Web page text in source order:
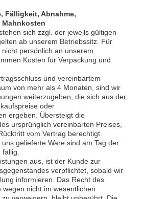
Fälligkeit, Abnahme,
sich zzgl. der jeweils gültigen
ab unserem Betriebssitz. Für
persönlich an unserem
Kosten für Verpackung und
und vereinbartem
von mehr als 4 Monaten, sind wir
weiterzugeben, die sich aus der
oder
ergeben. Übersteigt die
ursprünglich vereinbarten Preises,
vom Vertrag berechtigt.
gelieferte Ware sind am Tag der
aus, ist der Kunde zur
verpflichtet, sobald wir
informieren. Das Recht des
wegen nicht im wesentlichen